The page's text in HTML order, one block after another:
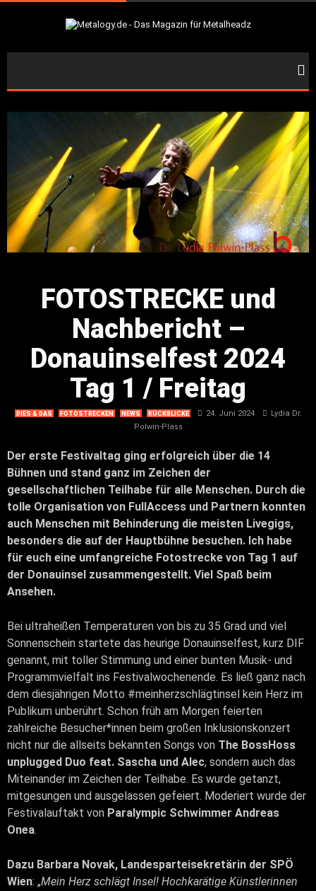
FOTOSTRECKE und
Nachbericht –
Donauinselfest 2024
Tag 1 / Freitag
DIES & DAS FOTOSTRECKEN NEWS RÜCKBLICKE 24. Juni 2024
Lydia Dr.
Polwin-Plass
Der erste Festivaltag ging erfolgreich über die 14
Bühnen und stand ganz im Zeichen der
gesellschaftlichen Teilhabe für alle Menschen. Durch die
tolle Organisation von FullAccess und Partnern konnten
auch Menschen mit Behinderung die meisten Livegigs,
besonders die auf der Hauptbühne besuchen. Ich habe
für euch eine umfangreiche Fotostrecke von Tag 1 auf
der Donauinsel zusammengestellt. Viel Spaß beim
Ansehen.
Bei ultraheißen Temperaturen von bis zu 35 Grad und viel
Sonnenschein startete das heurige Donauinselfest, kurz DIF
genannt, mit toller Stimmung und einer bunten Musik- und
Programmvielfalt ins Festivalwochenende. Es ließ ganz nach
dem diesjährigen Motto #meinherzschlägtinsel kein Herz im
Publikum unberührt. Schon früh am Morgen feierten
zahlreiche Besucher*innen beim großen Inklusionskonzert
nicht nur die allseits bekannten Songs von The BossHoss
unplugged Duo feat. Sascha und Alec, sondern auch das
Miteinander im Zeichen der Teilhabe. Es wurde getanzt,
mitgesungen und ausgelassen gefeiert. Moderiert wurde der
Festivalauftakt von Paralympic Schwimmer Andreas
Onea.
Dazu Barbara Novak, Landesparteisekretärin der SPÖ
Wien: „Mein Herz schlägt Insel! Hochkarätige Künstlerinnen